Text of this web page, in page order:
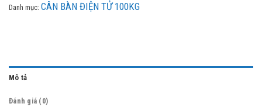
Danh mục: CÂN BÀN ĐIỆN TỬ 100KG
Mô tả
Đánh giá (0)